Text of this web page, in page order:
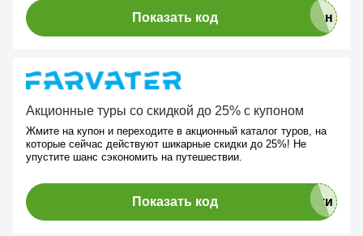
Показать код
Акционные туры со скидкой до 25% с купоном
Жмите на купон и переходите в акционный каталог туров, на
которые сейчас действуют шикарные скидки до 25%! Не
упустите шанс сэкономить на путешествии.
Показать код